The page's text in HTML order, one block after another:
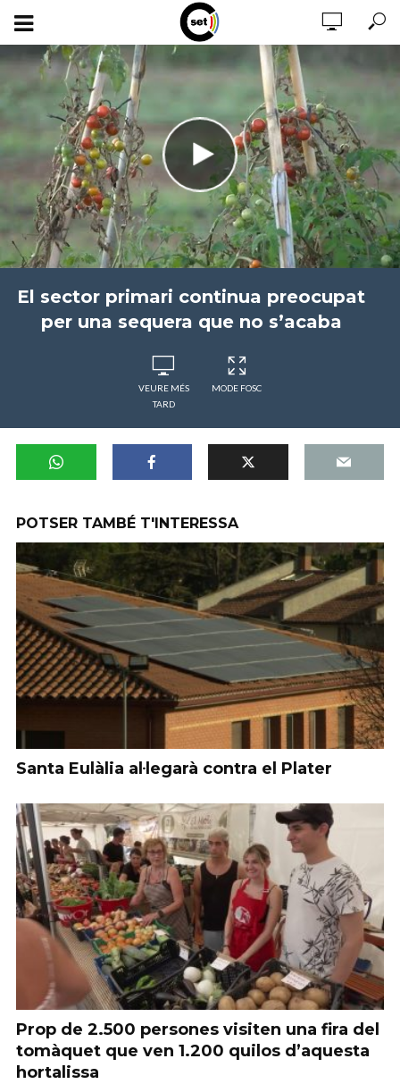
El sector primari continua preocupat
per una sequera que no s’acaba
VEURE MÉS
TARD
MODE FOSC
POTSER TAMBÉ T'INTERESSA
Santa Eulàlia al·legarà contra el Plater
Prop de 2.500 persones visiten una fira del
tomàquet que ven 1.200 quilos d’aquesta
hortalissa